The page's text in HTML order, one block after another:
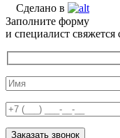
Сделано в
Заполните форму
и специалист